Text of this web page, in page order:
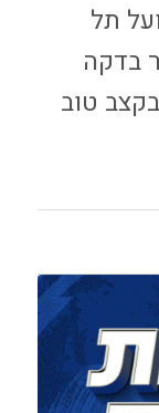
תל
מהיר של 1:0 כבר בדקה
טוב